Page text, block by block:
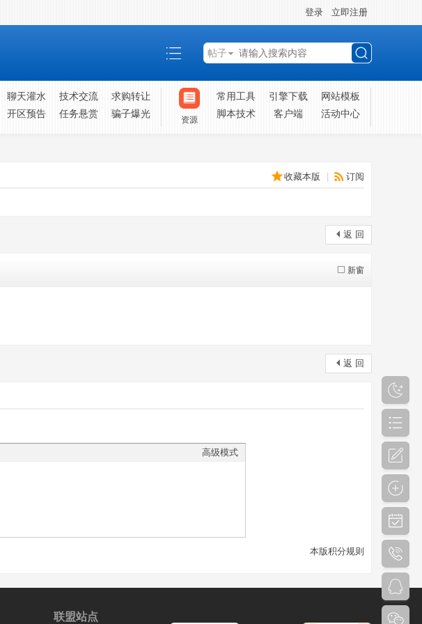
登录 立即注册
帖子
聊天灌水 技术交流
求购转让
开区预告
任务悬赏 骗子爆光
资源
常用工具 引擎下载
网站模板
脚本技术
客户端 活动中心
收藏本版 订阅
返 回
新窗
返 回
高级模式
本版积分规则
联盟站点